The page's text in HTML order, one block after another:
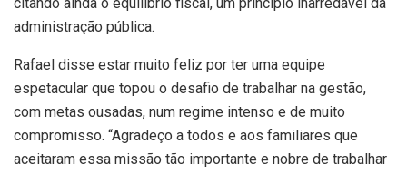
citando ainda o equilíbrio fiscal, um princípio inarredável da
administração pública.
Rafael disse estar muito feliz por ter uma equipe
espetacular que topou o desafio de trabalhar na gestão,
com metas ousadas, num regime intenso e de muito
compromisso. “Agradeço a todos e aos familiares que
aceitaram essa missão tão importante e nobre de trabalhar